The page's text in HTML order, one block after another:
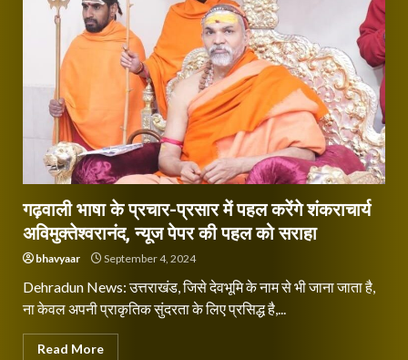
गढ़वाली भाषा के प्रचार-प्रसार में पहल करेंगे शंकराचार्य
अविमुक्तेश्वरानंद, न्यूज पेपर की पहल को सराहा
bhavyaar September 4, 2024
Dehradun News: उत्तराखंड, जिसे देवभूमि के नाम से भी जाना जाता है,
ना केवल अपनी प्राकृतिक सुंदरता के लिए प्रसिद्ध है,...
Read More